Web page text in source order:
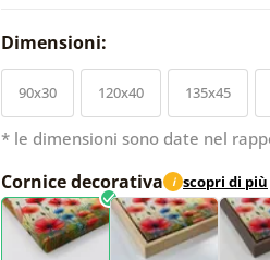
Dimensioni:
90x30 120x40 135x45
* le dimensioni sono date nel
Cornice decorativa i scopri di più